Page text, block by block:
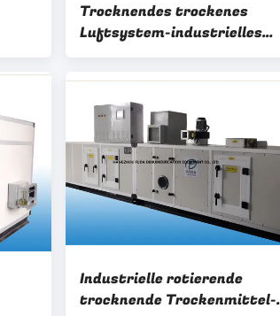
Trocknendes trockenes
Luftsystem-industrielles
Trockenmittel für
pharmazeutisches RH≤30%
Industrielle rotierende
trocknende Trockenmittel-